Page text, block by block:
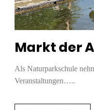
Markt der
Als Naturparkschule
Veranstaltungen…..